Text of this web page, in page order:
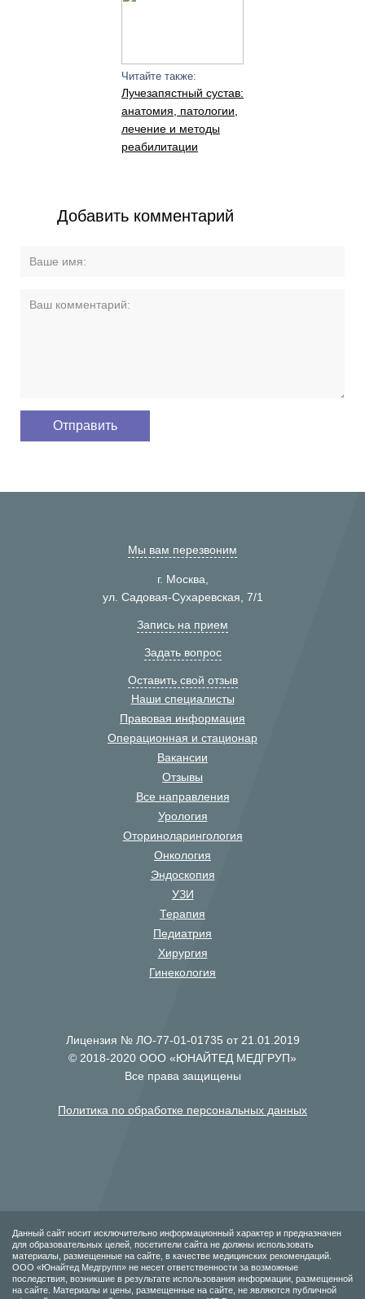
Читайте также:
Лучезапястный сустав:
анатомия, патологии,
лечение и методы
реабилитации
Добавить комментарий
Мы вам перезвоним
г. Москва,
ул. Садовая-Сухаревская, 7/1
Запись на прием
Задать вопрос
Оставить свой отзыв
Наши специалисты
Правовая информация
Операционная и стационар
Вакансии
Отзывы
Все направления
Урология
Оториноларингология
Онкология
Эндоскопия
УЗИ
Терапия
Педиатрия
Хирургия
Гинекология
Лицензия № ЛО-77-01-01735 от 21.01.2019
© 2018-2020 ООО «ЮНАЙТЕД МЕДГРУП»
Все права защищены
Политика по обработке персональных данных
Данный сайт носит исключительно информационный характер и предназначен
для образовательных целей, посетители сайта не должны использовать
материалы, размещенные на сайте, в качестве медицинских рекомендаций.
ООО «Юнайтед Медгрупп» не несет ответственности за возможные
последствия, возникшие в результате использования информации, размещенной
на сайте. Материалы и цены, размещенные на сайте, не являются публичной